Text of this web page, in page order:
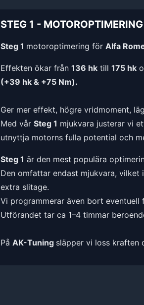
STEG 1 - MOTOROPTIMERING
Steg 1 motoroptimering för Alfa
Effekten ökar från 136 hk till 175 hk
(+39 hk & +75 Nm).
Ger mer effekt, högre vridmoment,
Med vår Steg 1 mjukvara justerar vi
utnyttja motorns fulla potential och
Steg 1 är den mest populära
Den omfattar endast mjukvara,
extra slitage.
Vi programmerar även bort
Utförandet tar ca 1–4 timmar
På AK-Tuning släpper vi loss kraften